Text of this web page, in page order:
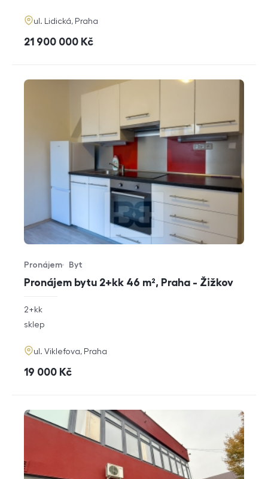
adresa
ul. Lidická, Praha
cena
21 900 000 Kč
Pronájem bytu 2+kk 46 m², Praha - Žižkov
Typ nabídky
Pronájem
Typ nemovitosti
Byt
rozměry
2+kk
funkce
sklep
adresa
ul. Viklefova, Praha
cena
19 000 Kč